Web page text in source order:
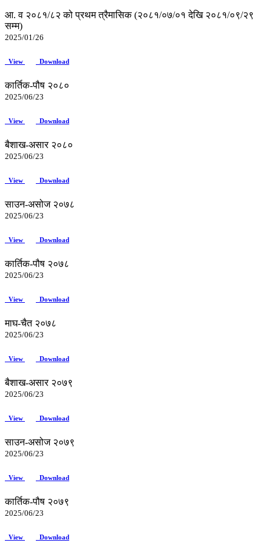
आ. व २०८१/८२ को प्रथम त्रैमासिक (२०८१/०७/०१ देखि २०८१/०९/२९
सम्म)
2025/01/26
View Download
कार्तिक-पौष २०८०
2025/06/23
View Download
बैशाख-असार २०८०
2025/06/23
View Download
साउन-असोज २०७८
2025/06/23
View Download
कार्तिक-पौष २०७८
2025/06/23
View Download
माघ-चैत २०७८
2025/06/23
View Download
बैशाख-असार २०७९
2025/06/23
View Download
साउन-असोज २०७९
2025/06/23
View Download
कार्तिक-पौष २०७९
2025/06/23
View Download